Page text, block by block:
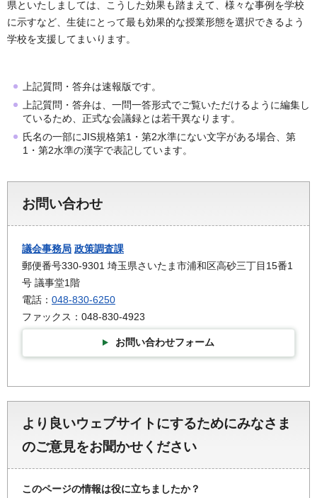
県といたしましては、こうした効果も踏まえて、様々な事例を学校
に示すなど、生徒にとって最も効果的な授業形態を選択できるよう
学校を支援してまいります。
上記質問・答弁は速報版です。
上記質問・答弁は、一問一答形式でご覧いただけるように編集し
ているため、正式な会議録とは若干異なります。
氏名の一部にJIS規格第1・第2水準にない文字がある場合、第
1・第2水準の漢字で表記しています。
お問い合わせ
議会事務局 政策調査課
郵便番号330-9301 埼玉県さいたま市浦和区高砂三丁目15番1
号 議事堂1階
電話： 048-830-6250
ファックス：048-830-4923
お問い合わせフォーム
より良いウェブサイトにするためにみなさま
のご意見をお聞かせください
このページの情報は役に立ちましたか？